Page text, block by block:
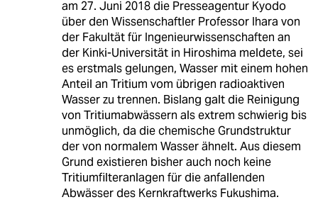
am 27. Juni 2018 die Presseagentur Kyodo
über den Wissenschaftler Professor Ihara von
der Fakultät für Ingenieurwissenschaften an
der Kinki-Universität in Hiroshima meldete, sei
es erstmals gelungen, Wasser mit einem hohen
Anteil an Tritium vom übrigen radioaktiven
Wasser zu trennen. Bislang galt die Reinigung
von Tritiumabwässern als extrem schwierig bis
unmöglich, da die chemische Grundstruktur
der von normalem Wasser ähnelt. Aus diesem
Grund existieren bisher auch noch keine
Tritiumfilteranlagen für die anfallenden
Abwässer des Kernkraftwerks Fukushima.